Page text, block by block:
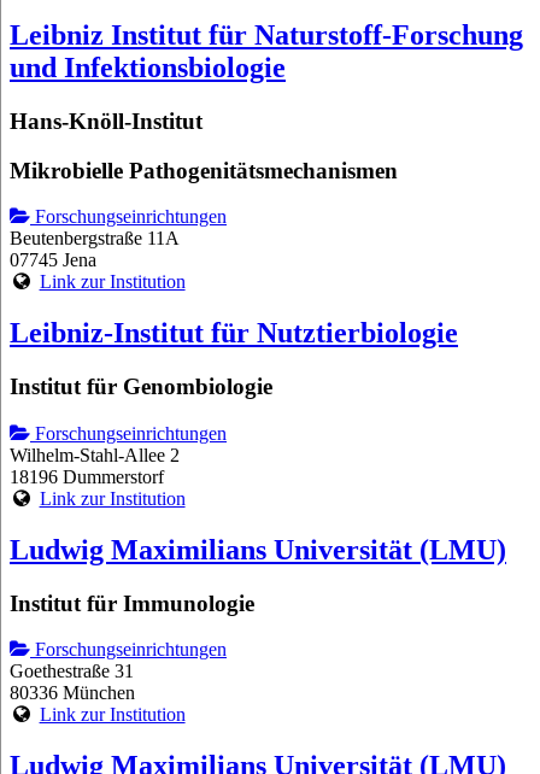
Leibniz Institut für Naturstoff-Forschung
und Infektionsbiologie
Hans-Knöll-Institut
Mikrobielle Pathogenitätsmechanismen
Forschungseinrichtungen
Beutenbergstraße 11A
07745 Jena
Link zur Institution
Leibniz-Institut für Nutztierbiologie
Institut für Genombiologie
Forschungseinrichtungen
Wilhelm-Stahl-Allee 2
18196 Dummerstorf
Link zur Institution
Ludwig Maximilians Universität (LMU)
Institut für Immunologie
Forschungseinrichtungen
Goethestraße 31
80336 München
Link zur Institution
Ludwig Maximilians Universität (LMU)